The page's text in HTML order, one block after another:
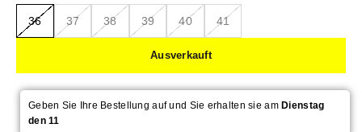
36 37 38 39 40 41
Ausverkauft
Geben Sie Ihre Bestellung auf und Sie erhalten sie amDienstag
den 11